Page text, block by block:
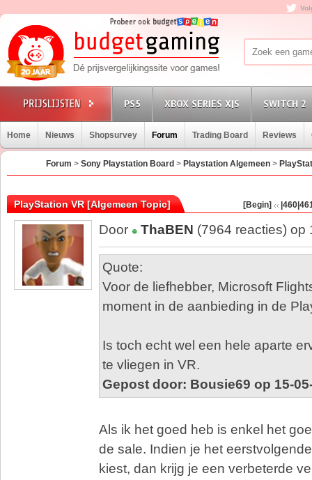
PS5 XBOX SERIES X|S SWITCH 2
Home Nieuws Shopsurvey Forum Trading Board Reviews
Forum > Sony Playstation Board > Playstation Algemeen >
PlayStation VR [Algemeen Topic] [Begin] |460
Door ThaBEN (7964 reacties) op
Quote:
Voor de liefhebber, Microsoft
moment in de aanbieding in de
Is toch echt wel een hele aparte
te vliegen in VR.
Gepost door: Bousie69 op 15-
Als ik het goed heb is enkel het
de sale. Indien je het
kiest, dan krijg je een verbeterde